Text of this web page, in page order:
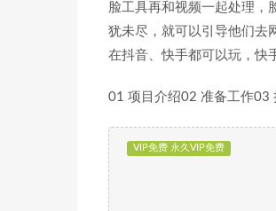
脸工具再和视频一起处理，
犹未尽，就可以引导他们去
在抖音、快手都可以玩，快
01 项目介绍02 准备工作03
VIP免费 永久VIP免费